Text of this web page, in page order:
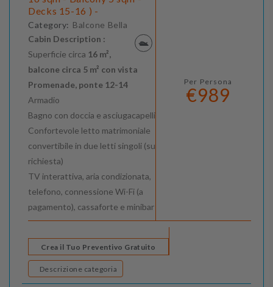
Decks 15-16 ) -
Category: Balcone Bella
Cabin Description :
Superficie circa 16 m²,
balcone circa 5 m² con vista
Promenade, ponte 12-14
Armadio
Bagno con doccia e asciugacapelli
Confortevole letto matrimoniale
convertibile in due letti singoli (su
richiesta)
TV interattiva, aria condizionata,
telefono, connessione Wi-Fi (a
pagamento), cassaforte e minibar
Per Persona
€989
Crea il Tuo Preventivo Gratuito
Descrizione categoria